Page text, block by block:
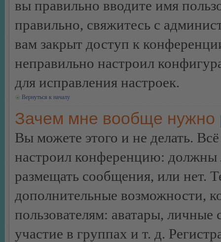
вы правильно вводите имя
правильно, свяжитесь с
вам закрыт доступ к
неправильно настроил
для исправления настроек.
Вернуться к началу
Зачем мне вообще нужно
Вы можете этого и не делать.
настроил конференцию: должны
размещать сообщения, или нет.
дополнительные возможности,
пользователям: аватары,
участие в группах и т. д.